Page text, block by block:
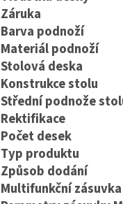
Záruka
Barva podnoží
Materiál podnoží
Stolová deska
Konstrukce stolu
Střední podnože
Rektifikace
Počet desek
Typ produktu
Způsob dodání
Multifunkční zásuvka